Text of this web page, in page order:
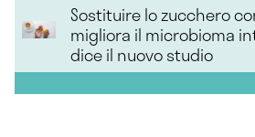
Sostituire lo zucchero
migliora il microbioma
dice il nuovo studio